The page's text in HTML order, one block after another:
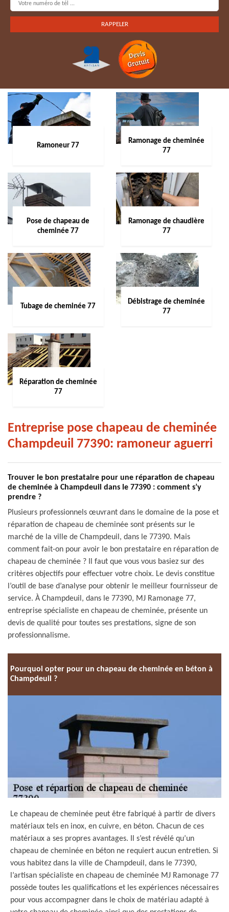
Ramoneur 77
Ramonage de cheminée
77
Pose de chapeau de
cheminée 77
Ramonage de chaudière
77
Tubage de cheminée 77
Débistrage de cheminée
77
Réparation de cheminée
77
Entreprise pose chapeau de cheminée
Champdeuil 77390: ramoneur aguerri
Trouver le bon prestataire pour une réparation de chapeau
de cheminée à Champdeuil dans le 77390 : comment s’y
prendre ?
Plusieurs professionnels œuvrant dans le domaine de la pose et
réparation de chapeau de cheminée sont présents sur le
marché de la ville de Champdeuil, dans le 77390. Mais
comment fait-on pour avoir le bon prestataire en réparation de
chapeau de cheminée ? Il faut que vous vous basiez sur des
critères objectifs pour effectuer votre choix. Le devis constitue
l’outil de base d’analyse pour obtenir le meilleur fournisseur de
service. À Champdeuil, dans le 77390, MJ Ramonage 77,
entreprise spécialiste en chapeau de cheminée, présente un
devis de qualité pour toutes ses prestations, signe de son
professionnalisme.
Pourquoi opter pour un chapeau de cheminée en béton à
Champdeuil ?
Le chapeau de cheminée peut être fabriqué à partir de divers
matériaux tels en inox, en cuivre, en béton. Chacun de ces
matériaux a ses propres avantages. Il s’est révélé qu’un
chapeau de cheminée en béton ne requiert aucun entretien. Si
vous habitez dans la ville de Champdeuil, dans le 77390,
l’artisan spécialiste en chapeau de cheminée MJ Ramonage 77
possède toutes les qualifications et les expériences nécessaires
pour vous accompagner dans le choix de matériau adapté à